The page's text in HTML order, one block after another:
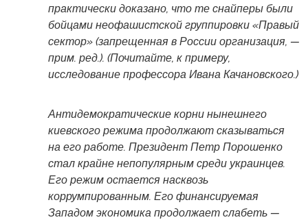
практически доказано, что те снайперы были
бойцами неофашистской группировки «Правый
сектор» (запрещенная в России организация, —
прим. ред.). (Почитайте, к примеру,
исследование профессора Ивана Качановского.)
Антидемократические корни нынешнего
киевского режима продолжают сказываться
на его работе. Президент Петр Порошенко
стал крайне непопулярным среди украинцев.
Его режим остается насквозь
коррумпированным. Его финансируемая
Западом экономика продолжает слабеть —